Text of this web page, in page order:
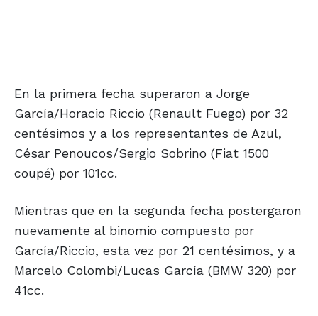
En la primera fecha superaron a Jorge
García/Horacio Riccio (Renault Fuego) por 32
centésimos y a los representantes de Azul,
César Penoucos/Sergio Sobrino (Fiat 1500
coupé) por 101cc.
Mientras que en la segunda fecha postergaron
nuevamente al binomio compuesto por
García/Riccio, esta vez por 21 centésimos, y a
Marcelo Colombi/Lucas García (BMW 320) por
41cc.